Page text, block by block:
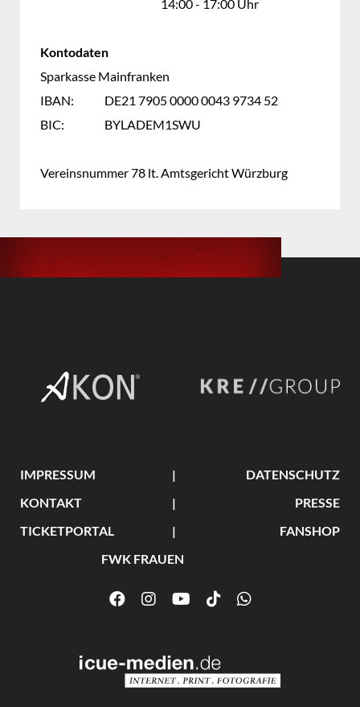
14:00- 17:00 Uhr
Kontodaten
Sparkasse Mainfranken
IBAN:
DE21 7905 0000 0043 9734 52
BIC:
BYLADEM1SWU
Vereinsnummer 78 lt. Amtsgericht Würzburg
IMPRESSUM
DATENSCHUTZ
KONTAKT
PRESSE
TICKETPORTAL
FANSHOP
FWK FRAUEN